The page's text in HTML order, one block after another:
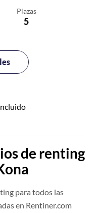
Plazas
5
de renting
para todos las
en Rentiner.com